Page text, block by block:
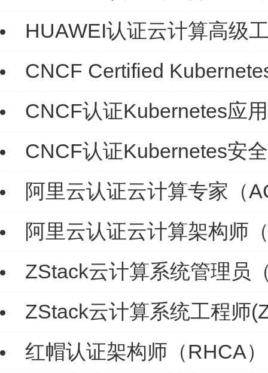
HUAWEI认证云计算高级
CNCF Certified
CNCF认证Kubernetes应
CNCF认证Kubernetes安
阿里云认证云计算专家（
阿里云认证云计算架构师
ZStack云计算系统管理员
ZStack云计算系统工程师
红帽认证架构师（RHCA）